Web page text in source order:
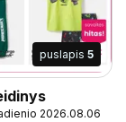
puslapis 5
2026.08.06